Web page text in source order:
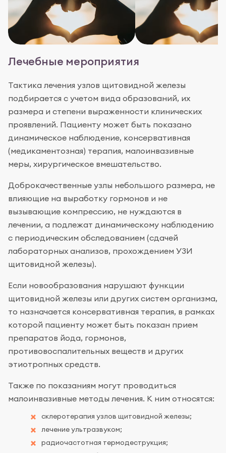
Лечебные мероприятия
Тактика лечения узлов щитовидной железы
подбирается с учетом вида образований, их
размера и степени выраженности клинических
проявлений. Пациенту может быть показано
динамическое наблюдение, консервативная
(медикаментозная) терапия, малоинвазивные
меры, хирургическое вмешательство.
Доброкачественные узлы небольшого размера, не
влияющие на выработку гормонов и не
вызывающие компрессию, не нуждаются в
лечении, а подлежат динамическому наблюдению
с периодическим обследованием (сдачей
лабораторных анализов, прохождением УЗИ
щитовидной железы).
Если новообразования нарушают функции
щитовидной железы или других систем организма,
то назначается консервативная терапия, в рамках
которой пациенту может быть показан прием
препаратов йода, гормонов,
противовоспалительных веществ и других
этиотропных средств.
Также по показаниям могут проводиться
малоинвазивные методы лечения. К ним относятся:
склеротерапия узлов щитовидной железы;
лечение ультразвуком;
радиочастотная термодеструкция;